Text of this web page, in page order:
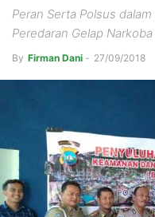
Peran Serta Polsus
Peredaran Gelap
By Firman Dani - 27/09/2018